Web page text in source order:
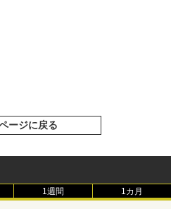
ージに戻る
1週間 1カ月